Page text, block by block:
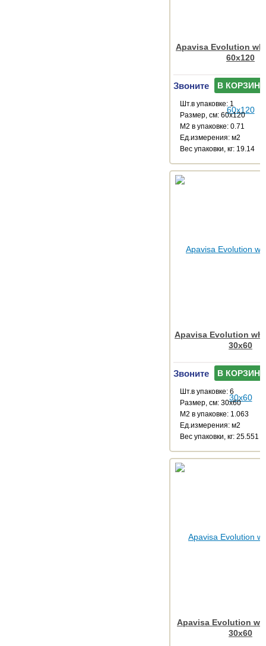
Apavisa Evolution
60x120
Звоните В КОРЗИНУ
Шт.в упаковке: 1
Размер, см: 60x120
М2 в упаковке: 0.71
Ед.измерения: м2
Веc упаковки, кг: 19.14
Apavisa Evolution
30x60
Звоните В КОРЗИНУ
Шт.в упаковке: 6
Размер, см: 30x60
М2 в упаковке: 1.063
Ед.измерения: м2
Веc упаковки, кг: 25.551
Apavisa Evolution
30x60